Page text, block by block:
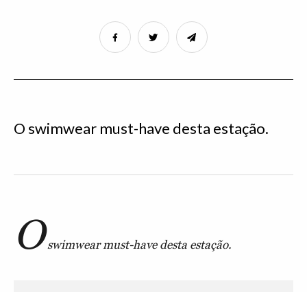
O swimwear must-have desta estação.
O swimwear must-have desta estação.